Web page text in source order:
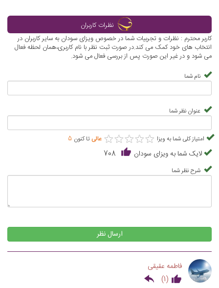
نظرات کاربران
کاربر محترم : نظرات و تجربیات شما در خصوص ویزای سودان به سایر کاربران در
انتخاب های خود کمک می کند.در صورت ثبت نظر با نام کاربری،همان لحظه فعال
می شود و در غیر این صورت پس از بررسی فعال می شود.
نام شما
عنوان نظر شما
امتیاز کلی شما به ویزا ★★★★★
★★★★★ عالی تا کنون 5
لایک شما به ویزای سودان 708
شرح نظر شما
ارسال نظر
فاطمه عقیقی
(
1
)